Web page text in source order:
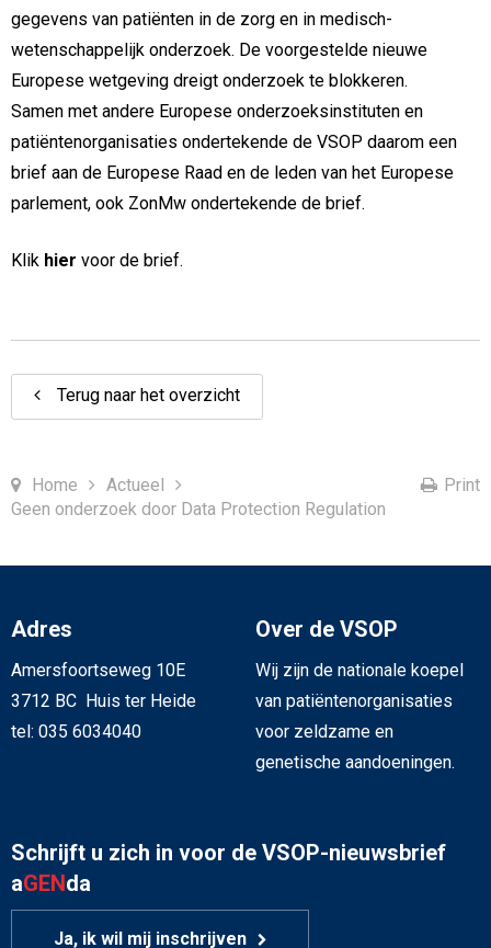
gegevens van patiënten in de zorg en in medisch-
wetenschappelijk onderzoek. De voorgestelde nieuwe
Europese wetgeving dreigt onderzoek te blokkeren.
Samen met andere Europese onderzoeksinstituten en
patiëntenorganisaties ondertekende de VSOP daarom een
brief aan de Europese Raad en de leden van het Europese
parlement, ook ZonMw ondertekende de brief.
Klik hier voor de brief.
Terug naar het overzicht
Home
Actueel
Geen onderzoek door Data Protection Regulation
Print
Adres
Amersfoortseweg 10E
3712 BC Huis ter Heide
tel: 035 6034040
Over de VSOP
Wij zijn de nationale koepel
van patiëntenorganisaties
voor zeldzame en
genetische aandoeningen.
Schrijft u zich in voor de VSOP-nieuwsbrief
aGENda
Ja, ik wil mij inschrijven